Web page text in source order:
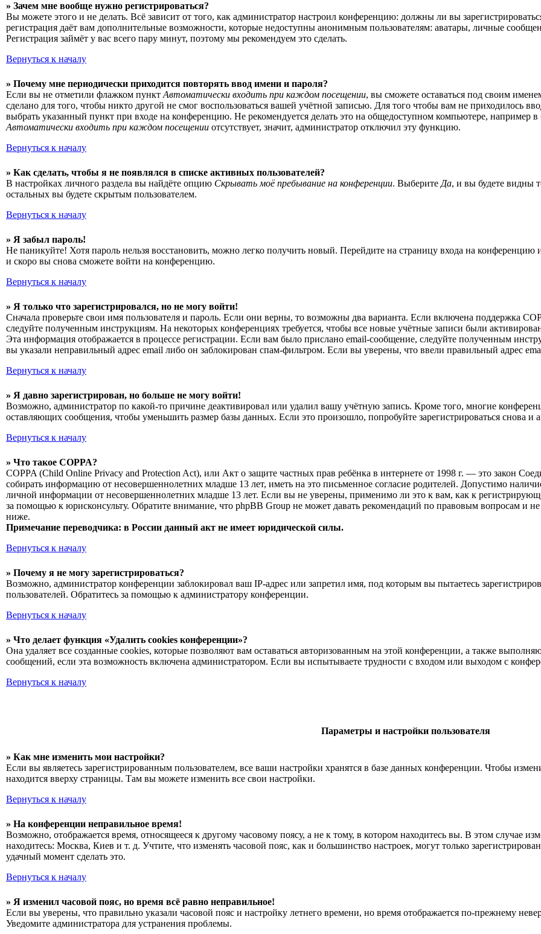
» Зачем мне вообще нужно регистрироваться?
Вы можете этого и не делать. Всё зависит от того, как администратор настроил конференцию: должны ли вы
регистрация даёт вам дополнительные возможности, которые недоступны анонимным пользователям: аватары, личные
Регистрация займёт у вас всего пару минут, поэтому мы рекомендуем это сделать.
Вернуться к началу
» Почему мне периодически приходится повторять ввод имени и пароля?
Если вы не отметили флажком пункт Автоматически входить при каждом посещении, вы сможете оставаться под своим
сделано для того, чтобы никто другой не смог воспользоваться вашей учётной записью. Для того чтобы вам не приходилось
выбрать указанный пункт при входе на конференцию. Не рекомендуется делать это на общедоступном компьютере, например
Автоматически входить при каждом посещении отсутствует, значит, администратор отключил эту функцию.
Вернуться к началу
» Как сделать, чтобы я не появлялся в списке активных пользователей?
В настройках личного раздела вы найдёте опцию Скрывать моё пребывание на конференции. Выберите Да, и вы будете видны
остальных вы будете скрытым пользователем.
Вернуться к началу
» Я забыл пароль!
Не паникуйте! Хотя пароль нельзя восстановить, можно легко получить новый. Перейдите на страницу входа на
и скоро вы снова сможете войти на конференцию.
Вернуться к началу
» Я только что зарегистрировался, но не могу войти!
Сначала проверьте свои имя пользователя и пароль. Если они верны, то возможны два варианта. Если включена поддержка
следуйте полученным инструкциям. На некоторых конференциях требуется, чтобы все новые учётные записи были
Эта информация отображается в процессе регистрации. Если вам было прислано email-сообщение, следуйте полученным
вы указали неправильный адрес email либо он заблокирован спам-фильтром. Если вы уверены, что ввели правильный адрес
Вернуться к началу
» Я давно зарегистрирован, но больше не могу войти!
Возможно, администратор по какой-то причине деактивировал или удалил вашу учётную запись. Кроме того, многие
оставляющих сообщения, чтобы уменьшить размер базы данных. Если это произошло, попробуйте зарегистрироваться снова и
Вернуться к началу
» Что такое COPPA?
COPPA (Child Online Privacy and Protection Act), или Акт о защите частных прав ребёнка в интернете от 1998 г. — это закон
собирать информацию от несовершеннолетних младше 13 лет, иметь на это письменное согласие родителей. Допустимо
личной информации от несовершеннолетних младше 13 лет. Если вы не уверены, применимо ли это к вам, как к
за помощью к юрисконсульту. Обратите внимание, что phpBB Group не может давать рекомендаций по правовым вопросам и
ниже.
Примечание переводчика: в России данный акт не имеет юридической силы.
Вернуться к началу
» Почему я не могу зарегистрироваться?
Возможно, администратор конференции заблокировал ваш IP-адрес или запретил имя, под которым вы пытаетесь
пользователей. Обратитесь за помощью к администратору конференции.
Вернуться к началу
» Что делает функция «Удалить cookies конференции»?
Она удаляет все созданные cookies, которые позволяют вам оставаться авторизованным на этой конференции, а также
сообщений, если эта возможность включена администратором. Если вы испытываете трудности с входом или выходом с
Вернуться к началу
Параметры и настройки пользователя
» Как мне изменить мои настройки?
Если вы являетесь зарегистрированным пользователем, все ваши настройки хранятся в базе данных конференции. Чтобы
находится вверху страницы. Там вы можете изменить все свои настройки.
Вернуться к началу
» На конференции неправильное время!
Возможно, отображается время, относящееся к другому часовому поясу, а не к тому, в котором находитесь вы. В этом случае
находитесь: Москва, Киев и т. д. Учтите, что изменять часовой пояс, как и большинство настроек, могут только
удачный момент сделать это.
Вернуться к началу
» Я изменил часовой пояс, но время всё равно неправильное!
Если вы уверены, что правильно указали часовой пояс и настройку летнего времени, но время отображается по-прежнему
Уведомите администратора для устранения проблемы.